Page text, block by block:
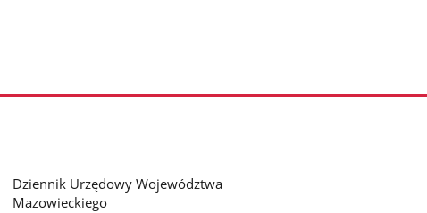
Dziennik Urzędowy Województwa
Mazowieckiego